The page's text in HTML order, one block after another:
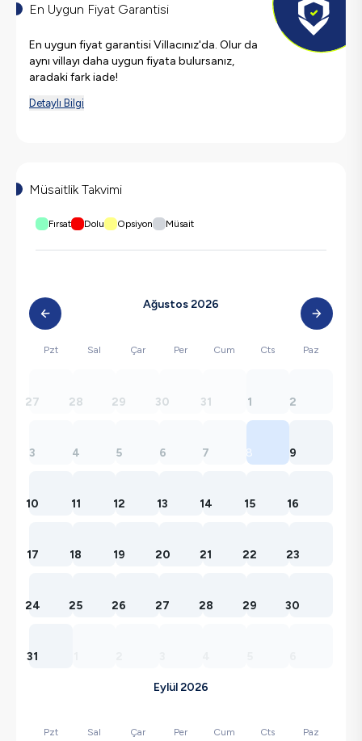
En Uygun Fiyat Garantisi
En uygun fiyat garantisi Villacınız'da. Olur da
aynı villayı daha uygun fiyata bulursanız,
aradaki fark iade!
Detaylı Bilgi
Müsaitlik Takvimi
Fırsat Dolu Opsiyon Müsait
Ağustos 2026
Pzt Sal Çar Per Cum Cts Paz
27 28 29 30 31 1 2
3 4 5 6 7 8 9
10 11 12 13 14 15 16
17 18 19 20 21 22 23
24 25 26 27 28 29 30
31
Eylül 2026
Pzt Sal Çar Per Cum Cts Paz